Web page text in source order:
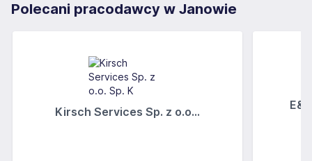
Polecani pracodawcy w Janowie
Kirsch Services Sp. z o.o...